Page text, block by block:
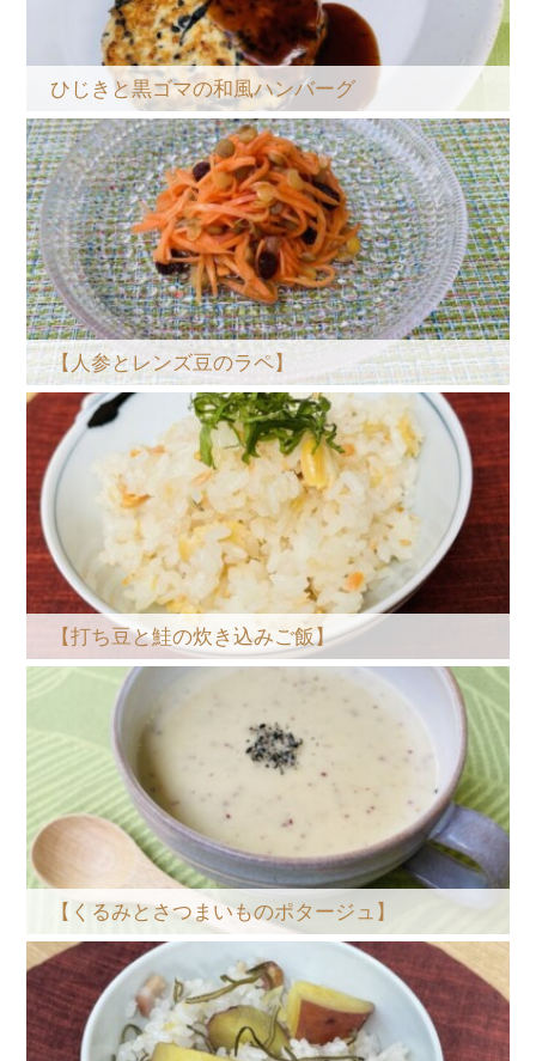
ひじきと黒ゴマの和風ハンバーグ
【人参とレンズ豆のラペ】
【打ち豆と鮭の炊き込みご飯】
【くるみとさつまいものポタージュ】